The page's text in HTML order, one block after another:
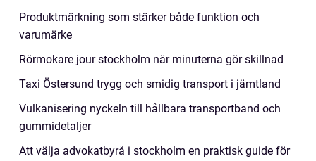
Produktmärkning som stärker både funktion och
varumärke
Rörmokare jour stockholm när minuterna gör skillnad
Taxi Östersund trygg och smidig transport i jämtland
Vulkanisering nyckeln till hållbara transportband och
gummidetaljer
Att välja advokatbyrå i stockholm en praktisk guide för